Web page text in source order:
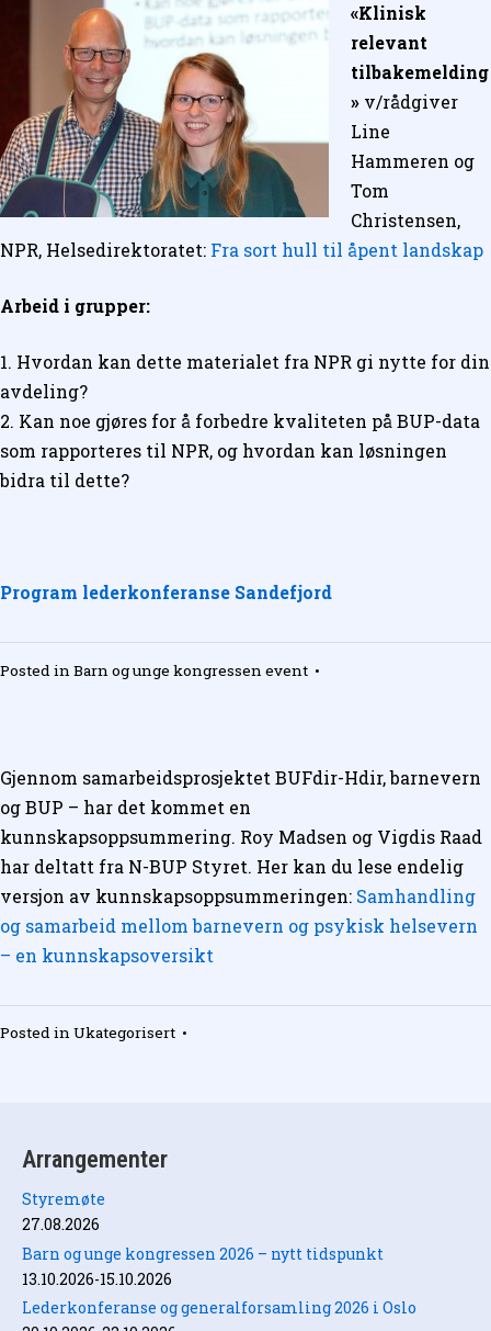
«Klinisk
relevant
tilbakemelding
» v/rådgiver
Line
Hammeren og
Tom
Christensen,
NPR, Helsedirektoratet: Fra sort hull til åpent landskap
Arbeid i grupper:
1. Hvordan kan dette materialet fra NPR gi nytte for din
avdeling?
2. Kan noe gjøres for å forbedre kvaliteten på BUP-data
som rapporteres til NPR, og hvordan kan løsningen
bidra til dette?
Program lederkonferanse Sandefjord
Posted in Barn og unge kongressen event •
Gjennom samarbeidsprosjektet BUFdir-Hdir, barnevern
og BUP – har det kommet en
kunnskapsoppsummering. Roy Madsen og Vigdis Raad
har deltatt fra N-BUP Styret. Her kan du lese endelig
versjon av kunnskapsoppsummeringen: Samhandling
og samarbeid mellom barnevern og psykisk helsevern
– en kunnskapsoversikt
Posted inUkategorisert •
Arrangementer
Styremøte
27.08.2026
Barn og unge kongressen 2026 – nytt tidspunkt
13.10.2026-15.10.2026
Lederkonferanse og generalforsamling 2026 i Oslo